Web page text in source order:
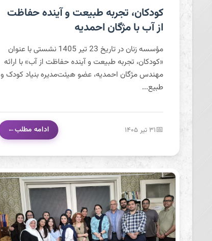
کودکان، تجربه طبیعت و آینده حفاظت از آب با مژگان
احمدیه
کودکان، تجربه طبیعت و آینده حفاظت
از آب با مژگان احمدیه
مؤسسه زنان در تاریخ 23 تیر 1405 نشستی با عنوان
«کودکان، تجربه طبیعت و آینده حفاظت از آب» با ارائه
مهندس مژگان احمدیه، عضو هیئت‌مدیره بنیاد کودک و
طبیع...
۳۱ تیر ۱۴۰۵ ادامه مطلب